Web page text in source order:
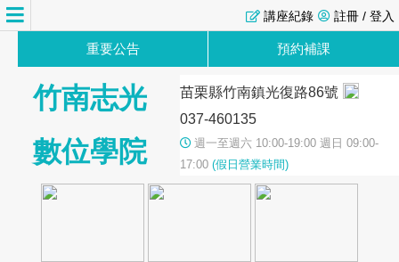
註冊 / 登入
講座紀錄
重要公告 預約補課
竹南志光
數位學院
苗栗縣竹南鎮光復路86號
037-460135
週一至週六 10:00-19:00 週日 09:00-
17:00 (假日營業時間)